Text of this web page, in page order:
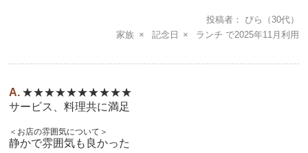
投稿者 ぴら
（30代）
家族
記念日 ランチ 2025年11月
★★★★★★★★★★
サービス、料理共に満足
＜お店の雰囲気について＞
静かで雰囲気も良かった